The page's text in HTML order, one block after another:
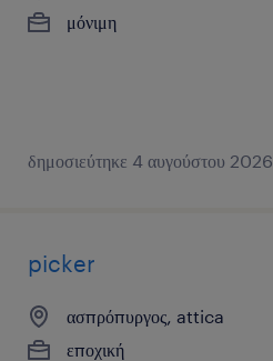
μόνιμη
δημοσιεύτηκε 4 αυγούστου 2026
picker
ασπρόπυργος, attica
εποχική